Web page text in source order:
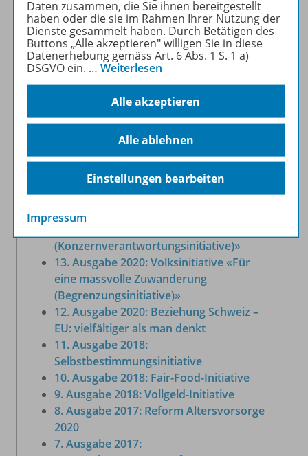
21. Ausgabe 2024: Prämien-Entlastungs-
Initiative
20. Ausgabe 2024: 13. AHV Rente
19. Ausgabe 2023: OECD-Mindeststeuer
18. Ausgabe 2022: AHV 21
17. Ausgabe 2022: Frontex-Referendum
16. Ausgabe 2021: Volksinitiative «Löhne
(inoffiziell «99 %-Initiative»)
15. Ausgabe 2021: Freihandelsabkommen
Schweiz – Indonesien
14. Ausgabe 2020: Volksinitiative «Für
verantwortungsvolle Unternehmen – zum
(Konzernverantwortungsinitiative)»
13. Ausgabe 2020: Volksinitiative «Für
eine massvolle Zuwanderung
(Begrenzungsinitiative)»
12. Ausgabe 2020: Beziehung Schweiz –
EU: vielfältiger als man denkt
11. Ausgabe 2018:
Selbstbestimmungsinitiative
10. Ausgabe 2018: Fair-Food-Initiative
9. Ausgabe 2018: Vollgeld-Initiative
8. Ausgabe 2017: Reform Altersvorsorge
2020
7. Ausgabe 2017:
Daten zusammen, die Sie ihnen bereitgestellt
haben oder die sie im Rahmen Ihrer Nutzung der
Dienste gesammelt haben. Durch Betätigen des
Buttons „Alle akzeptieren" willigen Sie in diese
Datenerhebung gemäss Art. 6 Abs. 1 S. 1 a)
DSGVO ein. … Weiterlesen
Alle akzeptieren
Alle ablehnen
Einstellungen bearbeiten
Impressum